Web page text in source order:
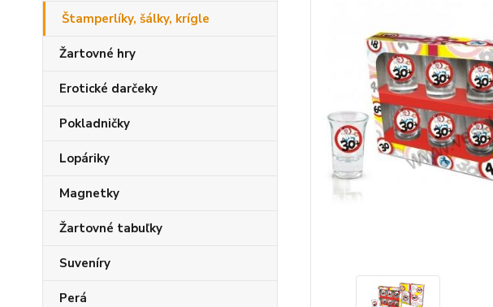
Štamperlíky, šálky, krígle
Žartovné hry
Erotické darčeky
Pokladničky
Lopáriky
Magnetky
Žartovné tabuľky
Suveníry
Perá